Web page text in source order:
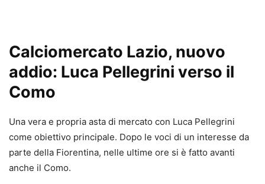
Calciomercato Lazio, nuovo
addio: Luca Pellegrini verso il
Como
Una vera e propria asta di mercato con Luca Pellegrini
come obiettivo principale. Dopo le voci di un interesse da
parte della Fiorentina, nelle ultime ore si è fatto avanti
anche il Como.